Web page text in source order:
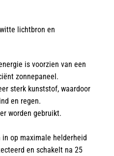
lichtbron en
is voorzien van een
zonnepaneel.
sterk kunststof, waardoor
en regen.
worden gebruikt.
op maximale helderheid
en schakelt na 25